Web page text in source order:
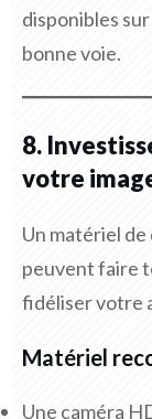
disponibles
bonne voie.
8.
votre
Un matériel
peuvent faire
fidéliser votre
Matériel
Une caméra